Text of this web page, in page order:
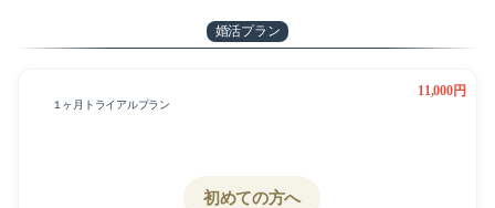
婚活プラン
１ヶ月トライアルプラン
11,000円
初めての方へ